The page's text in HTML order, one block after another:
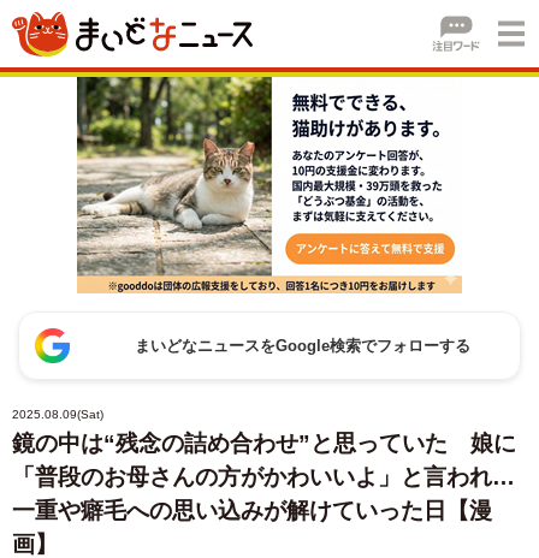
まいどなニュースをGoogle検索でフォローする
2025.08.09(Sat)
鏡の中は“残念の詰め合わせ”と思っていた 娘に
「普段のお母さんの方がかわいいよ」と言われ…
一重や癖毛への思い込みが解けていった日【漫
画】